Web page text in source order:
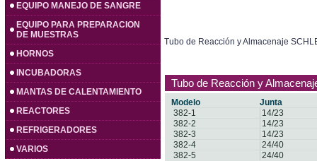
EQUIPO MANEJO DE SANGRE
EQUIPO PARA PREPARACION
DE MUESTRAS
HORNOS
INCUBADORAS
MANTAS DE CALENTAMIENTO
REACTORES
REFRIGERADORES
VARIOS
Tubo de Reacción y Almacenaje
Tubo de Reacción y
Modelo
Junta
382-1
14/23
382-2
14/23
382-3
14/23
382-4
24/40
382-5
24/40